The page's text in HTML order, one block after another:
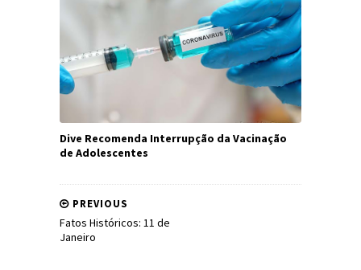
Dive Recomenda Interrupção da Vacinação
de Adolescentes
PREVIOUS
Fatos Históricos: 11 de
Janeiro